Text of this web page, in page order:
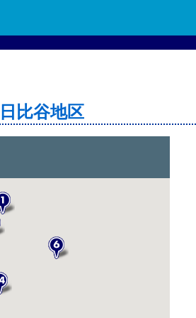
比谷地区